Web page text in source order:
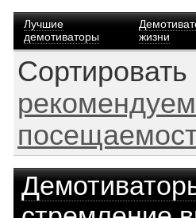
Лучшие
демотиваторы
жизни
Сортировать